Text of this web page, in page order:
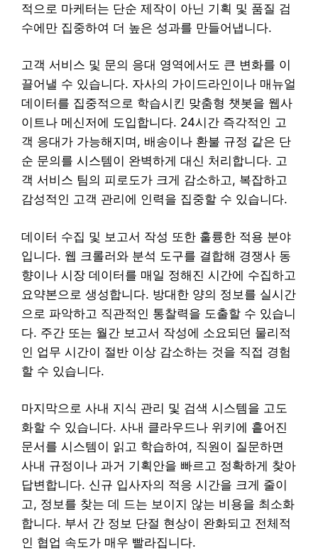
적으로 마케터는 단순 제작이 아닌 기획 및 품질 검
수에만 집중하여 더 높은 성과를 만들어냅니다.
고객 서비스 및 문의 응대 영역에서도 큰 변화를 이
끌어낼 수 있습니다. 자사의 가이드라인이나 매뉴얼
데이터를 집중적으로 학습시킨 맞춤형 챗봇을 웹사
이트나 메신저에 도입합니다. 24시간 즉각적인 고
객 응대가 가능해지며, 배송이나 환불 규정 같은 단
순 문의를 시스템이 완벽하게 대신 처리합니다. 고
객 서비스 팀의 피로도가 크게 감소하고, 복잡하고
감성적인 고객 관리에 인력을 집중할 수 있습니다.
데이터 수집 및 보고서 작성 또한 훌륭한 적용 분야
입니다. 웹 크롤러와 분석 도구를 결합해 경쟁사 동
향이나 시장 데이터를 매일 정해진 시간에 수집하고
요약본으로 생성합니다. 방대한 양의 정보를 실시간
으로 파악하고 직관적인 통찰력을 도출할 수 있습니
다. 주간 또는 월간 보고서 작성에 소요되던 물리적
인 업무 시간이 절반 이상 감소하는 것을 직접 경험
할 수 있습니다.
마지막으로 사내 지식 관리 및 검색 시스템을 고도
화할 수 있습니다. 사내 클라우드나 위키에 흩어진
문서를 시스템이 읽고 학습하여, 직원이 질문하면
사내 규정이나 과거 기획안을 빠르고 정확하게 찾아
답변합니다. 신규 입사자의 적응 시간을 크게 줄이
고, 정보를 찾는 데 드는 보이지 않는 비용을 최소화
합니다. 부서 간 정보 단절 현상이 완화되고 전체적
인 협업 속도가 매우 빨라집니다.